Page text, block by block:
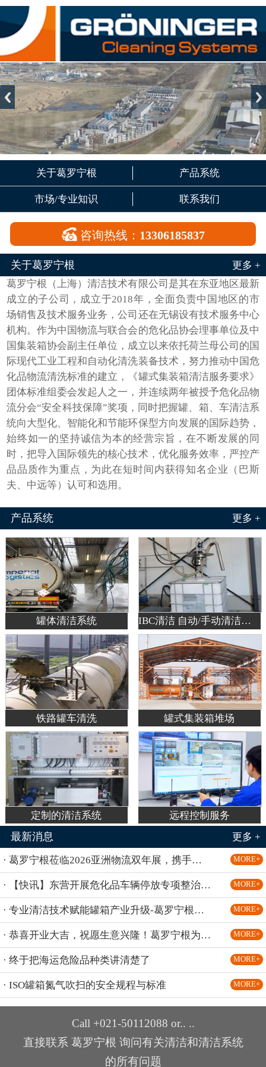
关于葛罗宁根 产品系统
市场/专业知识 联系我们
 咨询热线： 13306185837
关于葛罗宁根
更多 +
葛罗宁根（上海）清洁技术有限公司是其在东亚地区最新
成立的子公司，成立于2018年，全面负责中国地区的市
场销售及技术服务业务，公司还在无锡设有技术服务中心
机构。作为中国物流与联合会的危化品协会理事单位及中
国集装箱协会副主任单位，成立以来依托荷兰母公司的国
际现代工业工程和自动化清洗装备技术，努力推动中国危
化品物流清洗标准的建立，《罐式集装箱清洁服务要求》
团体标准组委会发起人之一，并连续两年被授予危化品物
流分会“安全科技保障”奖项，同时把握罐、箱、车清洁系
统向大型化、智能化和节能环保型方向发展的国际趋势，
始终如一的坚持诚信为本的经营宗旨，在不断发展的同
时，把导入国际领先的核心技术，优化服务效率，严控产
品品质作为重点，为此在短时间内获得知名企业（巴斯
夫、中远等）认可和选用。
产品系统 更多 +
罐体清洁系统 IBC清洁 自动/手动清洁系统
铁路罐车清洗 罐式集装箱堆场
定制的清洁系统 远程控制服务
最新消息 更多 +
· 葛罗宁根莅临2026亚洲物流双年展，携手罐箱界TCDA联合展团共话罐箱清洁新方案 MORE+
· 【快讯】东营开展危化品车辆停放专项整治行动；安徽阜阳全面启动物流园区危化品运输整治行动；北京东六环隧道危化品车辆继续禁行 MORE+
· 专业清洁技术赋能罐箱产业升级-葛罗宁根顺利亮相 2026 罐箱界 TCDA 会员大会 MORE+
· 恭喜开业大吉，祝愿生意兴隆！葛罗宁根为BASF湛江一体化基地提供国际领先技术的罐箱清洗系统，助力行业旗舰标杆！ MORE+
· 终于把海运危险品种类讲清楚了 MORE+
· ISO罐箱氮气吹扫的安全规程与标准 MORE+
Call +021-50112088 or.. ..
直接联系 葛罗宁根 询问有关清洁和清洁系统
的所有问题